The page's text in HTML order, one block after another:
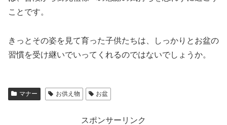
ことです。
きっとその姿を見て育った子供たちは、しっかりとお盆の
習慣を受け継いでいってくれるのではないでしょうか。
マナー お供え物 お盆
スポンサーリンク